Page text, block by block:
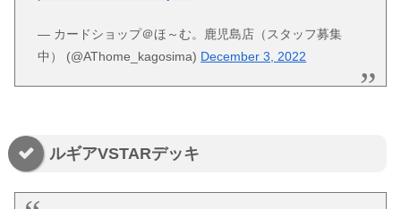
— カードショップ＠ほ～む。鹿児島店（スタッフ募集
中） (@AThome_kagosima) December 3, 2022
ルギアVSTARデッキ